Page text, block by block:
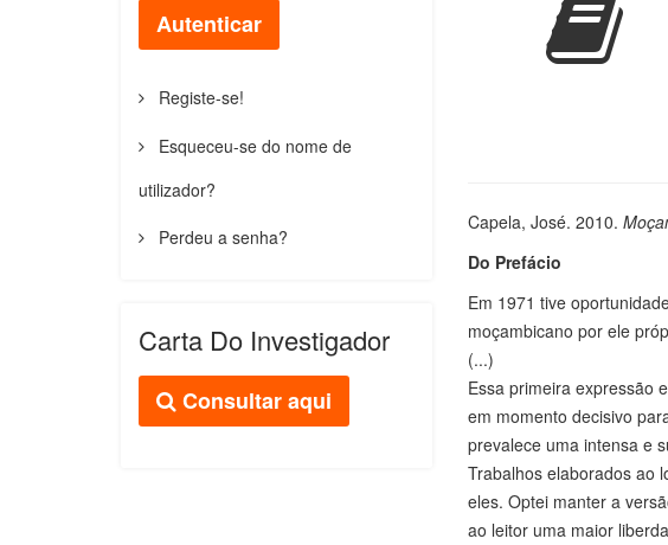
Autenticar
Registe-se!
Esqueceu-se do nome de
utilizador?
Perdeu a senha?
Carta Do Investigador
Consultar aqui
Capela, José. 2010.
Do Prefácio
Em 1971 tive
moçambicano por ele
(...)
Essa primeira expressão
em momento decisivo
prevalece uma intensa e
Trabalhos elaborados ao
eles. Optei manter a
ao leitor uma maior